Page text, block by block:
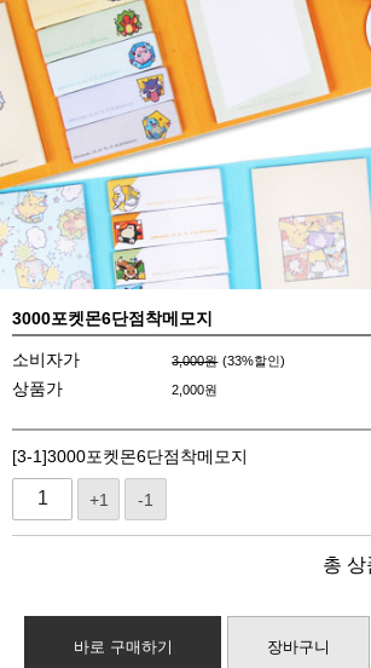
3000포켓몬6단점착메모지
소비자가 3,000원 (33%할인)
상품가 2,000원
[3-1]3000포켓몬6단점착메모지
+1 -1
총 상
바로 구매하기 장바구니